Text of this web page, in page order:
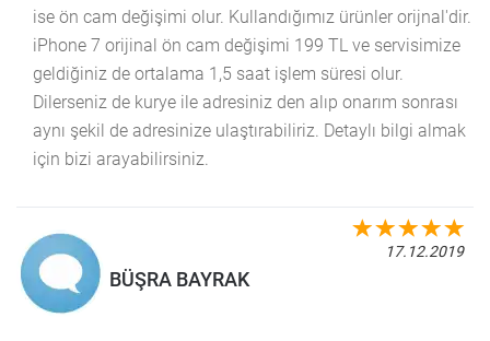
ise ön cam değişimi olur. Kullandığımız ürünler orijnal'dir.
iPhone 7 orijinal ön cam değişimi 199 TL ve servisimize
geldiğiniz de ortalama 1,5 saat işlem süresi olur.
Dilerseniz de kurye ile adresiniz den alıp onarım sonrası
aynı şekil de adresinize ulaştırabiliriz. Detaylı bilgi almak
için bizi arayabilirsiniz.
BÜŞRA BAYRAK
17.12.2019